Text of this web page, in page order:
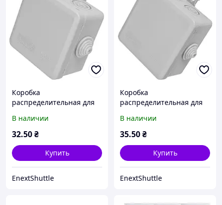
Коробка
распределительная для
e.db.stand.85.85.50u IP55
из полипропилена
В наличии
32.50₴
Купить
EnextShuttle
Коробка
распределительная для
e.db.stand.100.100.50u
IP55
В наличии
35.50₴
Купить
EnextShuttle